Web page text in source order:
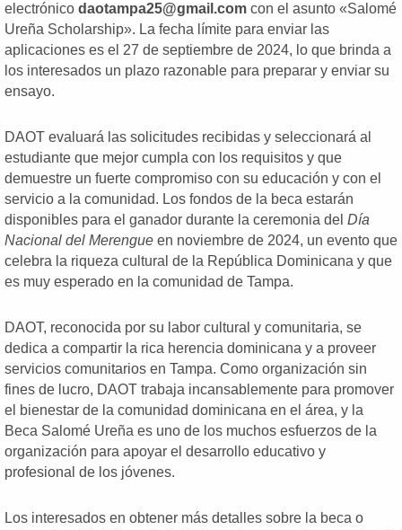
electrónico daotampa25@gmail.com con el asunto «Salomé
Ureña Scholarship». La fecha límite para enviar las
aplicaciones es el 27 de septiembre de 2024, lo que brinda a
los interesados un plazo razonable para preparar y enviar su
ensayo.
DAOT evaluará las solicitudes recibidas y seleccionará al
estudiante que mejor cumpla con los requisitos y que
demuestre un fuerte compromiso con su educación y con el
servicio a la comunidad. Los fondos de la beca estarán
disponibles para el ganador durante la ceremonia del Día
Nacional del Merengue en noviembre de 2024, un evento que
celebra la riqueza cultural de la República Dominicana y que
es muy esperado en la comunidad de Tampa.
DAOT, reconocida por su labor cultural y comunitaria, se
dedica a compartir la rica herencia dominicana y a proveer
servicios comunitarios en Tampa. Como organización sin
fines de lucro, DAOT trabaja incansablemente para promover
el bienestar de la comunidad dominicana en el área, y la
Beca Salomé Ureña es uno de los muchos esfuerzos de la
organización para apoyar el desarrollo educativo y
profesional de los jóvenes.
Los interesados en obtener más detalles sobre la beca o